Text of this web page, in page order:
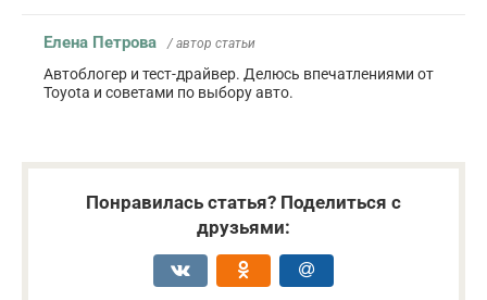
Елена Петрова / автор статьи
Автоблогер и тест-драйвер. Делюсь впечатлениями от
Toyota и советами по выбору авто.
Понравилась статья? Поделиться с
друзьями: